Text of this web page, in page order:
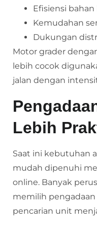
Efisiensi bahan
Kemudahan
Dukungan
Motor grader
lebih cocok
jalan dengan
Lebih
Saat ini kebutuhan
mudah dipenuhi
online. Banyak
memilih pengadaan
pencarian unit